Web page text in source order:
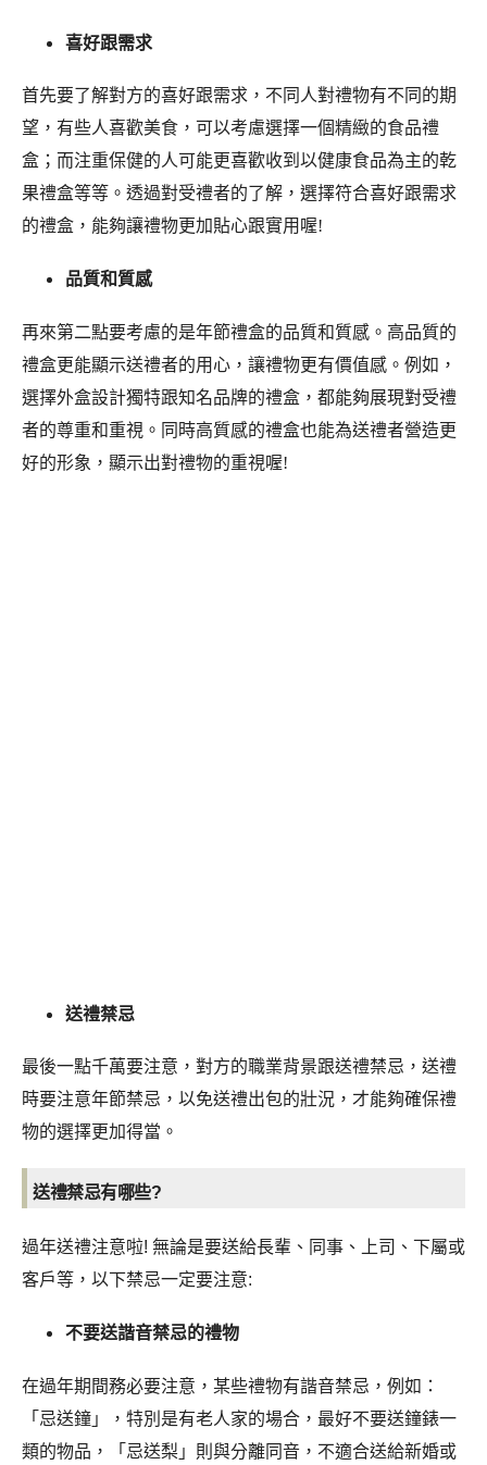
喜好跟需求
首先要了解對方的喜好跟需求，不同人對禮物有不同的期
望，有些人喜歡美食，可以考慮選擇一個精緻的食品禮
盒；而注重保健的人可能更喜歡收到以健康食品為主的乾
果禮盒等等。透過對受禮者的了解，選擇符合喜好跟需求
的禮盒，能夠讓禮物更加貼心跟實用喔!
品質和質感
再來第二點要考慮的是年節禮盒的品質和質感。高品質的
禮盒更能顯示送禮者的用心，讓禮物更有價值感。例如，
選擇外盒設計獨特跟知名品牌的禮盒，都能夠展現對受禮
者的尊重和重視。同時高質感的禮盒也能為送禮者營造更
好的形象，顯示出對禮物的重視喔!
送禮禁忌
最後一點千萬要注意，對方的職業背景跟送禮禁忌，送禮
時要注意年節禁忌，以免送禮出包的壯況，才能夠確保禮
物的選擇更加得當。
送禮禁忌有哪些?
過年送禮注意啦! 無論是要送給長輩、同事、上司、下屬或
客戶等，以下禁忌一定要注意:
不要送諧音禁忌的禮物
在過年期間務必要注意，某些禮物有諧音禁忌，例如：
「忌送鐘」，特別是有老人家的場合，最好不要送鐘錶一
類的物品，「忌送梨」則與分離同音，不適合送給新婚或